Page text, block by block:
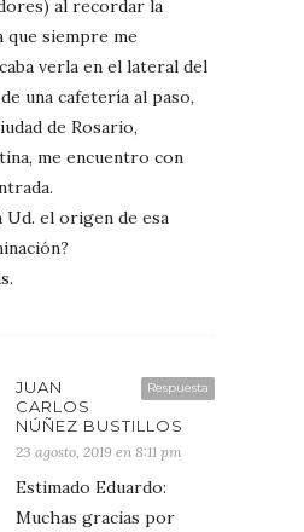
al recordar la
siempre me
verla en el lateral del
una cafetería al paso,
de Rosario,
me encuentro con
Ud. el origen de esa
Respuesta
JUAN
CARLOS
NÚÑEZ BUSTILLOS
23 agosto, 2019 en 8:11 pm
Estimado Eduardo:
Muchas gracias por